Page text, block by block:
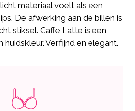
materiaal voelt als een
De afwerking aan de billen is
stiksel. Caffe Latte is een
huidskleur. Verfijnd en elegant.